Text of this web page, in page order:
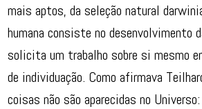
mais aptos, da seleção natural
humana consiste no desenvolvimento
solicita um trabalho sobre si mesmo
de individuação. Como afirmava
coisas não são aparecidas no